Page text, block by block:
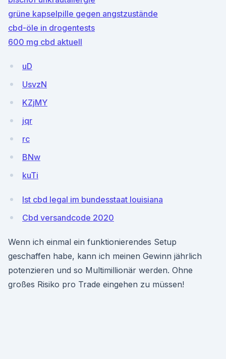
grüne kapselpille gegen angstzustände
cbd-öle in drogentests
600 mg cbd aktuell
uD
UsvzN
KZjMY
jqr
rc
BNw
kuTi
Ist cbd legal im bundesstaat louisiana
Cbd versandcode 2020
Wenn ich einmal ein funktionierendes Setup
geschaffen habe, kann ich meinen Gewinn jährlich
potenzieren und so Multimillionär werden. Ohne
großes Risiko pro Trade eingehen zu müssen!